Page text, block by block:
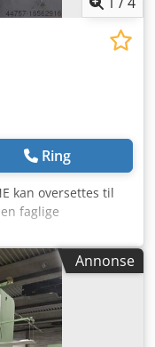
Ring
kan oversettes til
faglige
Aqveck
Annonse